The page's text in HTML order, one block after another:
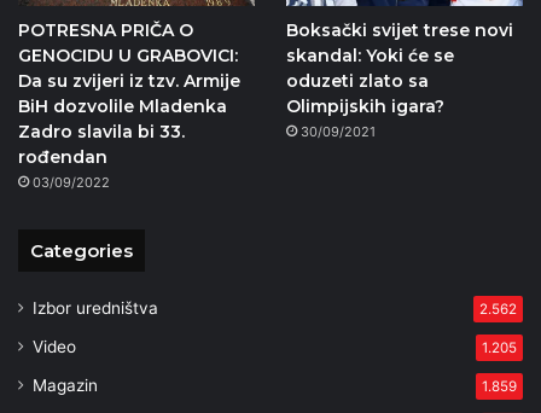
POTRESNA PRIČA O
GENOCIDU U GRABOVICI:
Da su zvijeri iz tzv. Armije
BiH dozvolile Mladenka
Zadro slavila bi 33.
rođendan
03/09/2022
Boksački svijet trese novi
skandal: Yoki će se
oduzeti zlato sa
Olimpijskih igara?
30/09/2021
Categories
Izbor uredništva 2.562
Video 1.205
Magazin 1.859